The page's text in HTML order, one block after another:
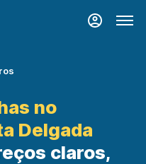
no
Delgada
claros,